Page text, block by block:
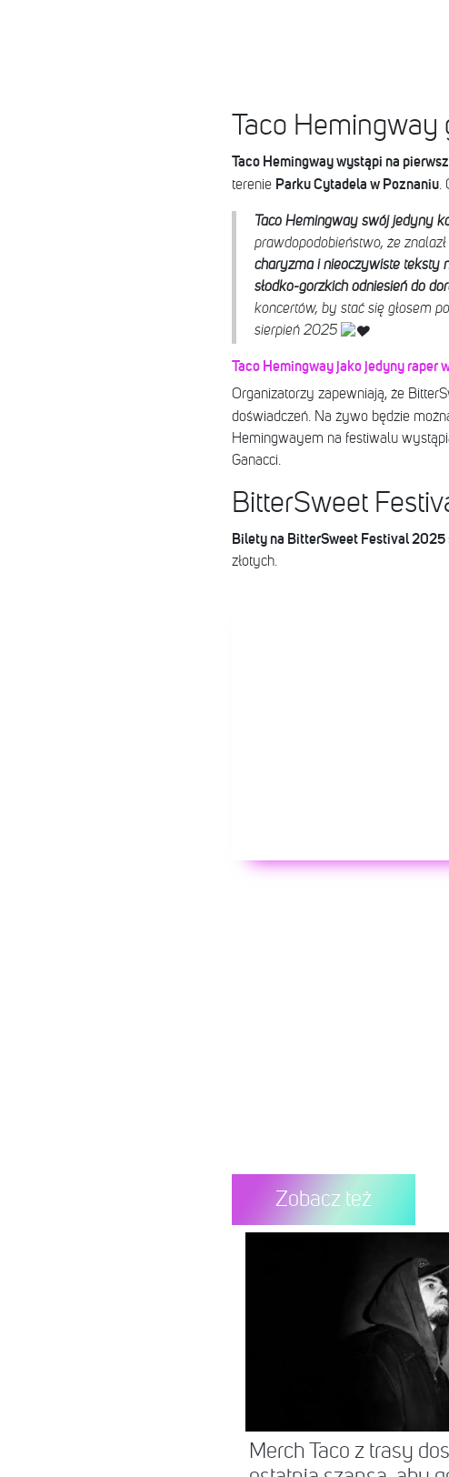
Taco
Taco Hemingway wystąpi na
terenie Parku Cytadela w Poznaniu.
Taco Hemingway swój jedyny
prawdopodobieństwo, że
charyzma i nieoczywiste teksty
słodko-gorzkich odniesień do
koncertów, by stać się głosem
sierpień 2025
Taco Hemingway jako jedyny raper
Organizatorzy zapewniają, że
doświadczeń. Na żywo będzie
Hemingwayem na festiwalu
Ganacci.
BitterSweet
Bilety na BitterSweet Festival 2025
złotych.
Zobacz też
Merch Taco z trasy